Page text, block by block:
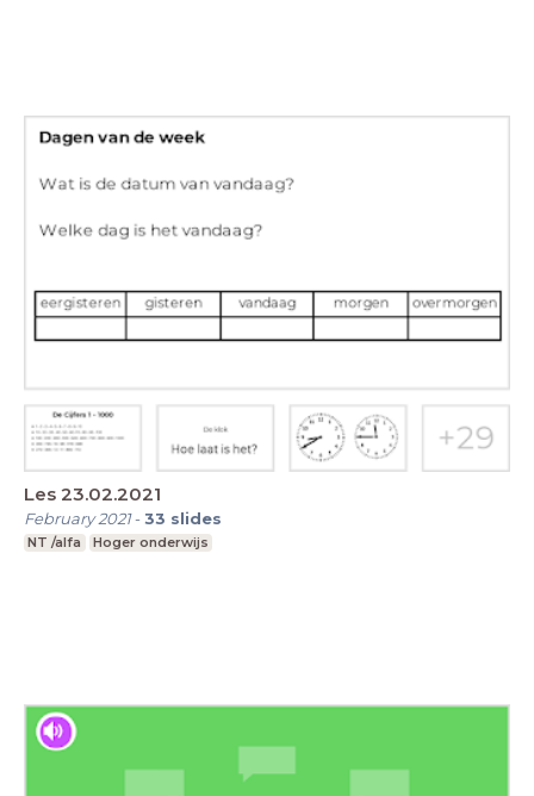
Les 23.02.2021
February 2021-33 slides
NT /alfa Hoger onderwijs